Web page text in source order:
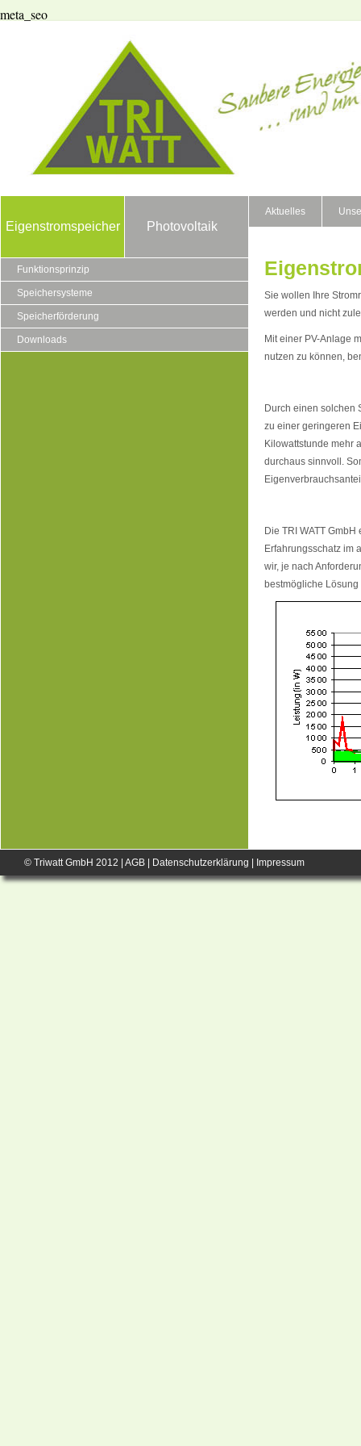
meta_seo
Eigenstromspeicher Photovoltaik
Aktuelles
Funktionsprinzip
Speichersysteme
Speicherförderung
Downloads
Sie wollen Ihre
werden und nicht
Mit einer PV-Anlage
nutzen zu können,
Durch einen solchen
zu einer geringeren
Kilowattstunde mehr
durchaus sinnvoll.
Die TRI WATT
Erfahrungsschatz im
wir, je nach
bestmögliche
© Triwatt GmbH 2012 | AGB Datenschutzerklärung Impressum